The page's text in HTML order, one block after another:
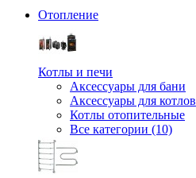
Отопление
Котлы и печи
Аксессуары для бани
Аксессуары для котлов
Котлы отопительные
Все категории (10)